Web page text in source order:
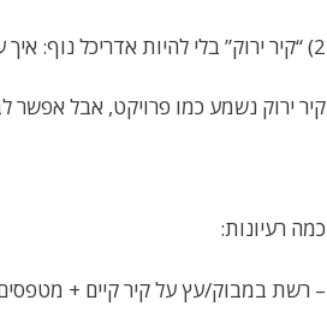
2) “קיר ירוק” בלי להיות אדריכל נוף: איך עושים את זה בקלות?
קיר ירוק נשמע כמו פרויקט, אבל אפשר
כמה רעיונות:
– רשת במבוק/עץ על קיר קיים + מטפסים